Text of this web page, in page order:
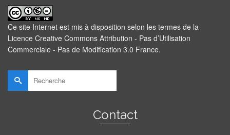
Ce site Internet est mis à disposition selon les termes de la
Licence Creative Commons Attribution - Pas d’Utilisation
Commerciale - Pas de Modification 3.0 France.
Rechercher :
Contact